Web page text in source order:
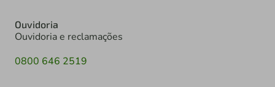
Ouvidoria
Ouvidoria e reclamações
0800 646 2519